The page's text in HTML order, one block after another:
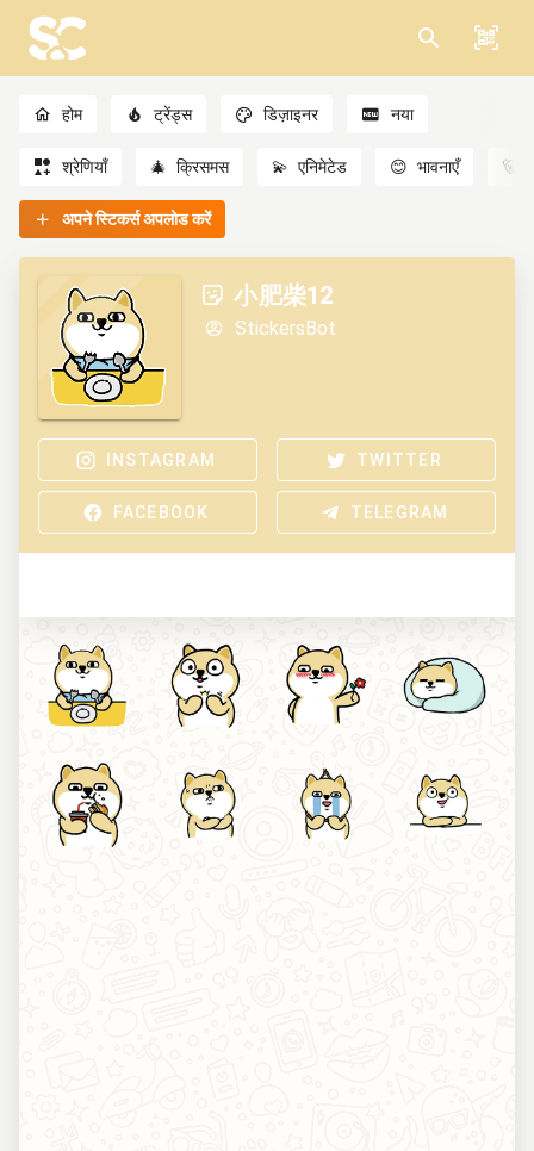
होम ट्रेंड्स डिज़ाइनर नया
श्रेणियाँ 🎄 क्रिसमस 💫 एनिमेटेड 😊 भावनाएँ 🐻
अपने स्टिकर्स अपलोड करें
小肥柴12
StickersBot
INSTAGRAM TWITTER
FACEBOOK TELEGRAM